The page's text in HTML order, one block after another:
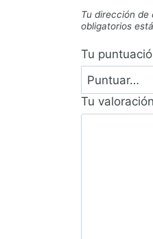
Tu dirección de
obligatorios
Tu
Tu valoración